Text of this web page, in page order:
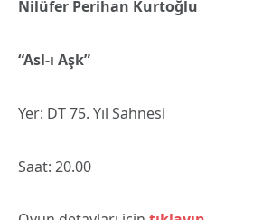
Nilüfer Perihan Kurtoğlu
“Asl-ı Aşk”
Yer: DT 75. Yıl Sahnesi
Saat: 20.00